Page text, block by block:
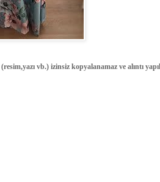
vb.) izinsiz kopyalanamaz ve alıntı